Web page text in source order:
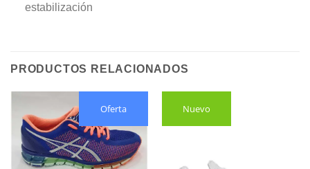
estabilización
PRODUCTOS RELACIONADOS
Oferta Nuevo